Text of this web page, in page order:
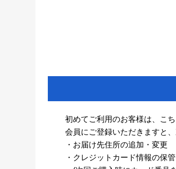
初めてご利用のお客様は、こ
会員にご登録いただきますと
・お届け先住所の追加・変更
・クレジットカード情報の保管